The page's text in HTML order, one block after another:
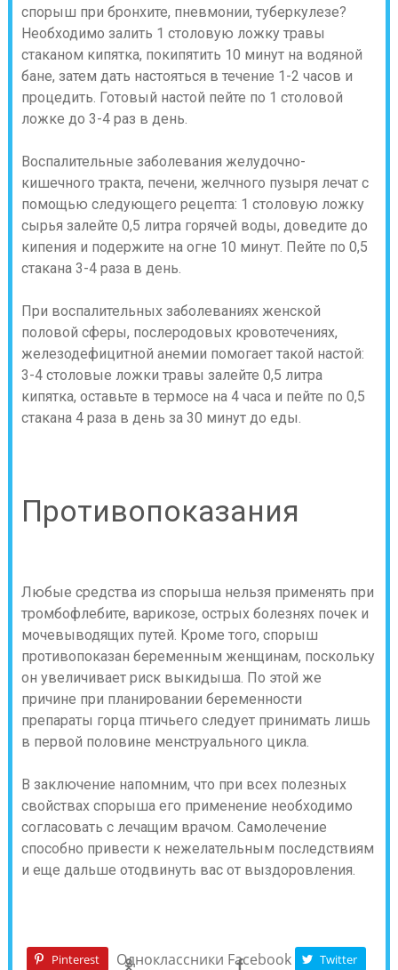
спорыш при бронхите, пневмонии, туберкулезе?
Необходимо залить 1 столовую ложку травы
стаканом кипятка, покипятить 10 минут на водяной
бане, затем дать настояться в течение 1-2 часов и
процедить. Готовый настой пейте по 1 столовой
ложке до 3-4 раз в день.
Воспалительные заболевания желудочно-
кишечного тракта, печени, желчного пузыря лечат с
помощью следующего рецепта: 1 столовую ложку
сырья залейте 0,5 литра горячей воды, доведите до
кипения и подержите на огне 10 минут. Пейте по 0,5
стакана 3-4 раза в день.
При воспалительных заболеваниях женской
половой сферы, послеродовых кровотечениях,
железодефицитной анемии помогает такой настой:
3-4 столовые ложки травы залейте 0,5 литра
кипятка, оставьте в термосе на 4 часа и пейте по 0,5
стакана 4 раза в день за 30 минут до еды.
Противопоказания
Любые средства из спорыша нельзя применять при
тромбофлебите, варикозе, острых болезнях почек и
мочевыводящих путей. Кроме того, спорыш
противопоказан беременным женщинам, поскольку
он увеличивает риск выкидыша. По этой же
причине при планировании беременности
препараты горца птичьего следует принимать лишь
в первой половине менструального цикла.
В заключение напомним, что при всех полезных
свойствах спорыша его применение необходимо
согласовать с лечащим врачом. Самолечение
способно привести к нежелательным последствиям
и еще дальше отодвинуть вас от выздоровления.
Pinterest Одноклассники Facebook Twitter